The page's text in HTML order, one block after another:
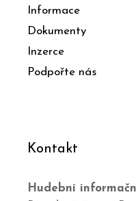
Informace
Dokumenty
Inzerce
Podpořte nás
Kontakt
Hudební